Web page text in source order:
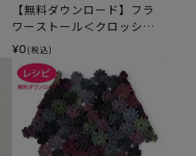
【無料ダウンロード】フラ
ワーストール＜クロッシュ
コットン＞（レシピ）
¥0 (税込)